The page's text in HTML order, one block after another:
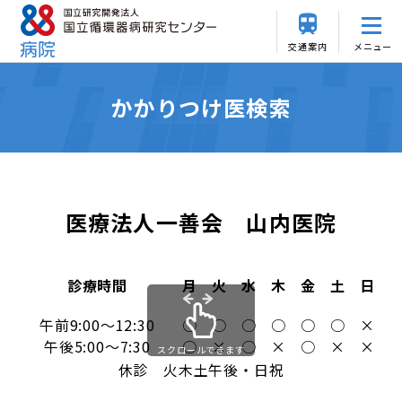
交通案内 メニュー
かかりつけ医検索
医療法人一善会 山内医院
診療時間 月 火 水 木 金 土
日
午前9:00～12:30
○ ○ ○ ○ ○ ○
×
午後5:00～7:30
○ × ○ × ○ × ×
スクロールできます
休診 火木土午後・日祝